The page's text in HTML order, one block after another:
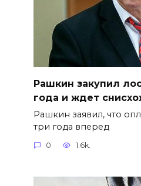
Рашкин закупил
года и ждет
Рашкин заявил, что
три года вперед
0 1.6k.